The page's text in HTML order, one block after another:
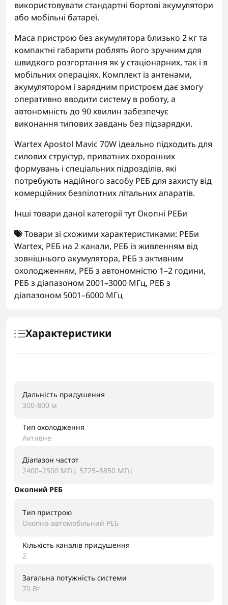
використовувати стандартні бортові акумулятори
або мобільні батареї.
Маса пристрою без акумулятора близько 2 кг та
компактні габарити роблять його зручним для
швидкого розгортання як у стаціонарних, так і в
мобільних операціях. Комплект із антенами,
акумулятором і зарядним пристроєм дає змогу
оперативно вводити систему в роботу, а
автономність до 90 хвилин забезпечує
виконання типових завдань без підзарядки.
Wartex Apostol Mavic 70W ідеально підходить для
силових структур, приватних охоронних
формувань і спеціальних підрозділів, які
потребують надійного засобу РЕБ для захисту від
комерційних безпілотних літальних апаратів.
Інші товари даної категорії тутОкопні РЕБи
Товари зі схожими характеристиками: РЕБи
Wartex, РЕБ на 2 канали, РЕБ із живленням від
зовнішнього акумулятора, РЕБ з активним
охолодженням, РЕБ з автономністю 1–2 години,
РЕБ з діапазоном 2001–3000 МГц, РЕБ з
діапазоном 5001–6000 МГц
Характеристики
Дальність придушення
300-800 м
Тип охолодження
Активне
Діапазон частот
2400–2500 МГц; 5725–5850 МГц
Окопний РЕБ
Тип пристрою
Окопно-автомобільний РЕБ
Кількість каналів придушення
2
Загальна потужність системи
70 Вт